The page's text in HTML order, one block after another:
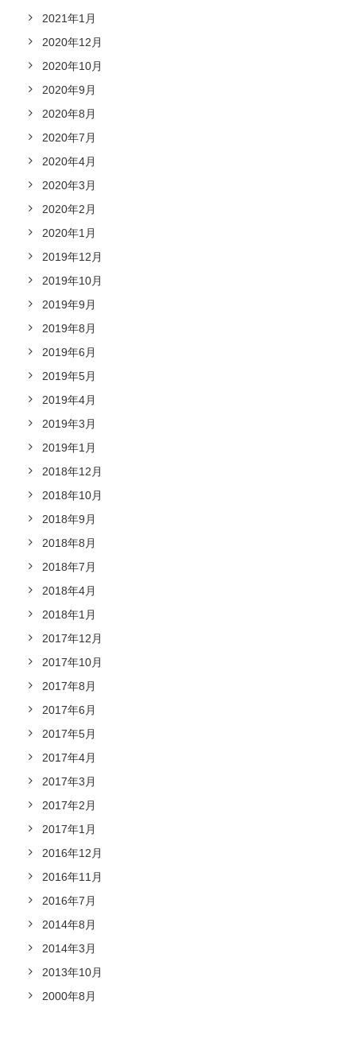
2021年1月
2020年12月
2020年10月
2020年9月
2020年8月
2020年7月
2020年4月
2020年3月
2020年2月
2020年1月
2019年12月
2019年10月
2019年9月
2019年8月
2019年6月
2019年5月
2019年4月
2019年3月
2019年1月
2018年12月
2018年10月
2018年9月
2018年8月
2018年7月
2018年4月
2018年1月
2017年12月
2017年10月
2017年8月
2017年6月
2017年5月
2017年4月
2017年3月
2017年2月
2017年1月
2016年12月
2016年11月
2016年7月
2014年8月
2014年3月
2013年10月
2000年8月